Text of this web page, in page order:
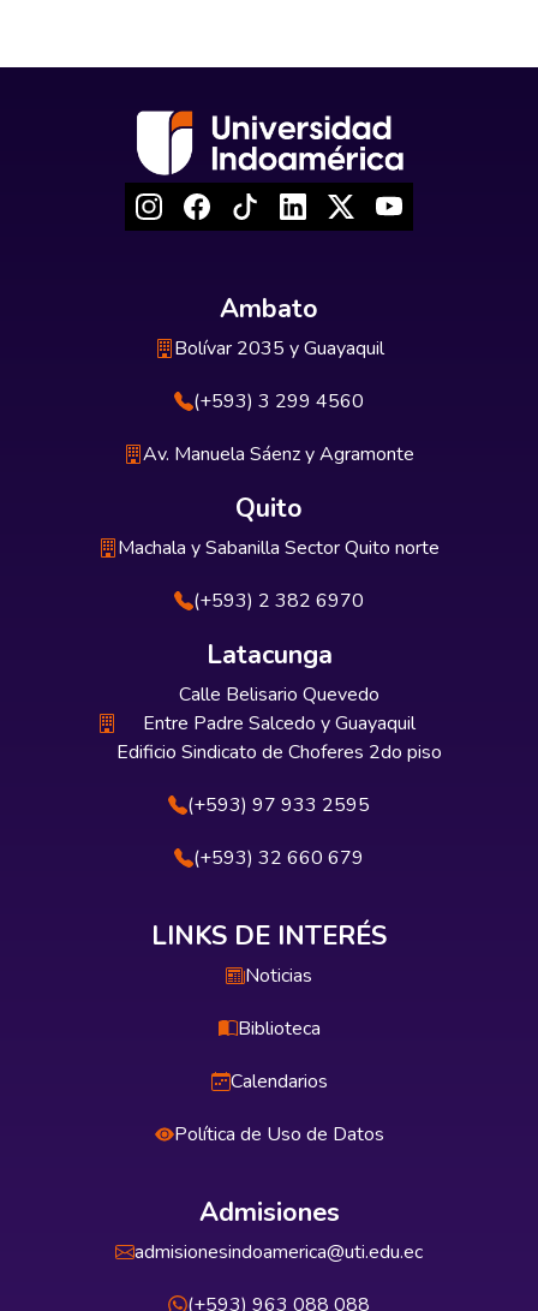
Ambato
Bolívar 2035 y Guayaquil
(+593) 3 299 4560
Av. Manuela Sáenz y Agramonte
Quito
Machala y Sabanilla Sector Quito norte
(+593) 2 382 6970
Latacunga
Calle Belisario Quevedo
Entre Padre Salcedo y Guayaquil
Edificio Sindicato de Choferes 2do piso
(+593) 97 933 2595
(+593) 32 660 679
LINKS DE INTERÉS
Noticias
Biblioteca
Calendarios
Política de Uso de Datos
Admisiones
admisionesindoamerica@uti.edu.ec
(+593) 963 088 088